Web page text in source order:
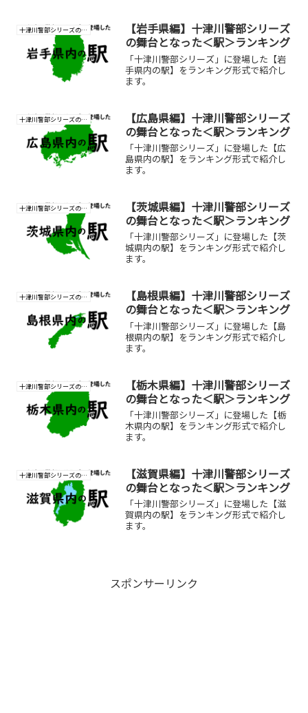
十津川警部シリーズの研究
【岩手県編】十津川警部シリーズ
の舞台となった＜駅＞ランキング
「十津川警部シリーズ」に登場した【岩
手県内の駅】をランキング形式で紹介し
ます。
十津川警部シリーズの研究
【広島県編】十津川警部シリーズ
の舞台となった＜駅＞ランキング
「十津川警部シリーズ」に登場した【広
島県内の駅】をランキング形式で紹介し
ます。
十津川警部シリーズの研究
【茨城県編】十津川警部シリーズ
の舞台となった＜駅＞ランキング
「十津川警部シリーズ」に登場した【茨
城県内の駅】をランキング形式で紹介し
ます。
十津川警部シリーズの研究
【島根県編】十津川警部シリーズ
の舞台となった＜駅＞ランキング
「十津川警部シリーズ」に登場した【島
根県内の駅】をランキング形式で紹介し
ます。
十津川警部シリーズの研究
【栃木県編】十津川警部シリーズ
の舞台となった＜駅＞ランキング
「十津川警部シリーズ」に登場した【栃
木県内の駅】をランキング形式で紹介し
ます。
十津川警部シリーズの研究
【滋賀県編】十津川警部シリーズ
の舞台となった＜駅＞ランキング
「十津川警部シリーズ」に登場した【滋
賀県内の駅】をランキング形式で紹介し
ます。
スポンサーリンク